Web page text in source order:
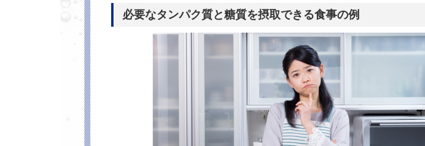
必要なタンパク質と糖質を摂取できる食事の例